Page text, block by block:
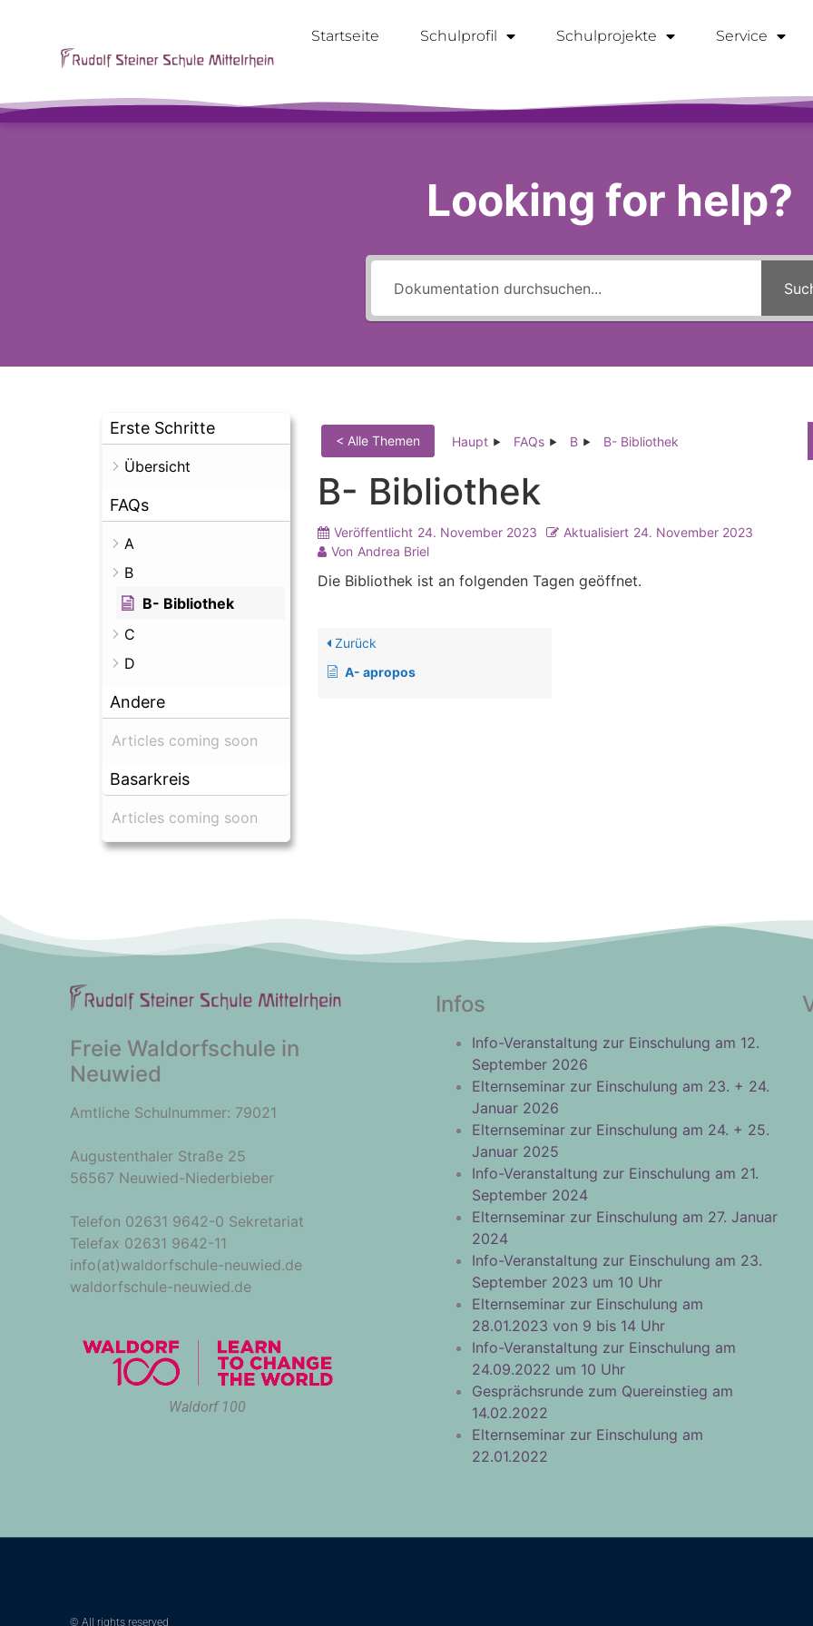
Startseite Schulprofil Schulprojekte Service
Looking for help?
Erste Schritte
Übersicht
FAQs
A
B
B- Bibliothek
C
D
Andere
Articles coming soon
Basarkreis
Articles coming soon
< Alle Themen Haupt FAQs B B- Bibliothek
B- Bibliothek
Veröffentlicht 24. November 2023 Aktualisiert 24. November 2023
Von Andrea Briel
Die Bibliothek ist an folgenden Tagen geöffnet.
Zurück
A- apropos
Freie Waldorfschule in
Neuwied
Amtliche Schulnummer: 79021
Augustenthaler Straße 25
56567 Neuwied-Niederbieber
Telefon 02631 9642-0 Sekretariat
Telefax 02631 9642-11
info(at)waldorfschule-neuwied.de
waldorfschule-neuwied.de
Waldorf 100
Infos
Info-Veranstaltung zur Einschulung am 12.
September 2026
Elternseminar zur Einschulung am 23. + 24.
Januar 2026
Elternseminar zur Einschulung am 24. + 25.
Januar 2025
Info-Veranstaltung zur Einschulung am 21.
September 2024
Elternseminar zur Einschulung am 27. Januar
2024
Info-Veranstaltung zur Einschulung am 23.
September 2023 um 10 Uhr
Elternseminar zur Einschulung am
28.01.2023 von 9 bis 14 Uhr
Info-Veranstaltung zur Einschulung am
24.09.2022 um 10 Uhr
Gesprächsrunde zum Quereinstieg am
14.02.2022
Elternseminar zur Einschulung am
22.01.2022
© All rights reserved